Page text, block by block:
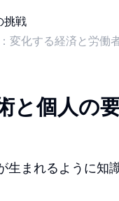
変化する経済と労働
と個人の
生まれるように知